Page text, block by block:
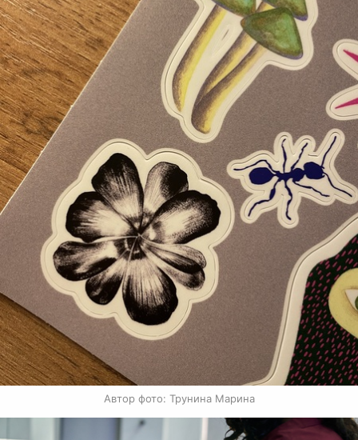
Автор фото: Трунина Марина